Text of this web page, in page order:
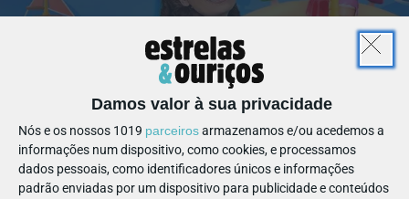
Damos valor à sua privacidade
Nós e os nossos 1019 parceirosarmazenamos e/ou acedemos a
informações num dispositivo, como cookies, e processamos
dados pessoais, como identificadores únicos e informações
padrão enviadas por um dispositivo para publicidade e conteúdos